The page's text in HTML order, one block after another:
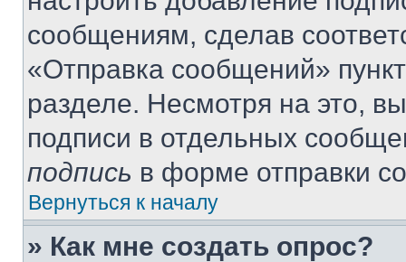
сообщениям, сделав
«Отправка сообщений»
разделе. Несмотря на это,
подписи в отдельных
подпись в форме отправки
Вернуться к началу
» Как мне создать опрос?